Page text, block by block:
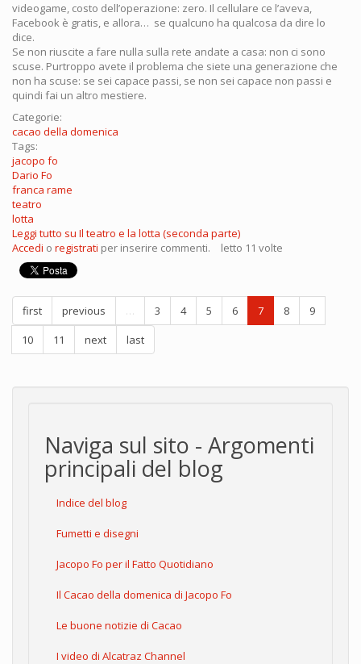
videogame, costo dell’operazione: zero. Il cellulare ce l’aveva,
Facebook è gratis, e allora… se qualcuno ha qualcosa da dire lo
dice.
Se non riuscite a fare nulla sulla rete andate a casa: non ci sono
scuse. Purtroppo avete il problema che siete una generazione che
non ha scuse: se sei capace passi, se non sei capace non passi e
quindi fai un altro mestiere.
Categorie:
cacao della domenica
Tags:
jacopo fo
Dario Fo
franca rame
teatro
lotta
Leggi tutto su Il teatro e la lotta (seconda parte)
Accedi o registrati per inserire commenti. letto 11 volte
first previous … 3 4 5 6 7 8
9
10
11 next last
Naviga sul sito - Argomenti
principali del blog
Indice del blog
Fumetti e disegni
Jacopo Fo per il Fatto Quotidiano
Il Cacao della domenica di Jacopo Fo
Le buone notizie di Cacao
I video di Alcatraz Channel